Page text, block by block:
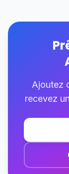
Ajoutez
recevez